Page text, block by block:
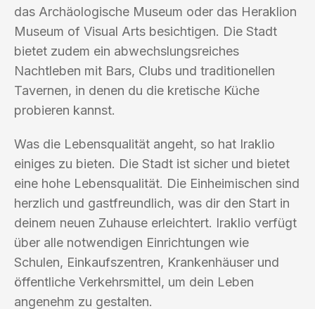
das Archäologische Museum oder das Heraklion
Museum of Visual Arts besichtigen. Die Stadt
bietet zudem ein abwechslungsreiches
Nachtleben mit Bars, Clubs und traditionellen
Tavernen, in denen du die kretische Küche
probieren kannst.
Was die Lebensqualität angeht, so hat Iraklio
einiges zu bieten. Die Stadt ist sicher und bietet
eine hohe Lebensqualität. Die Einheimischen sind
herzlich und gastfreundlich, was dir den Start in
deinem neuen Zuhause erleichtert. Iraklio verfügt
über alle notwendigen Einrichtungen wie
Schulen, Einkaufszentren, Krankenhäuser und
öffentliche Verkehrsmittel, um dein Leben
angenehm zu gestalten.